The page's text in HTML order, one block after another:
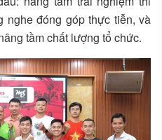
nghe đóng góp thực tiễn, và
tầm chất lượng tổ chức.